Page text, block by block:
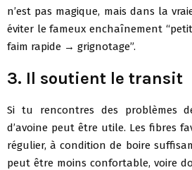
n’est pas magique, mais dans la
éviter le fameux enchaînement
faim rapide → grignotage”.
3. Il soutient le transit
Si tu rencontres des problèmes
d’avoine peut être utile. Les fibres
régulier, à condition de boire
peut être moins confortable, voire